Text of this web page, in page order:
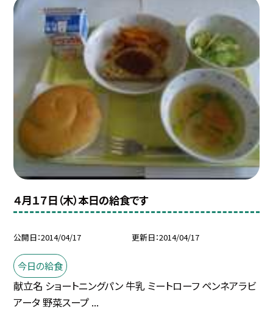
４月１７日（木）本日の給食です
公開日 2014/04/17 更新日 2014/04/17
今日の給食
献立名 ショートニングパン 牛乳 ミートローフ ペンネアラビ
アータ 野菜スープ ...